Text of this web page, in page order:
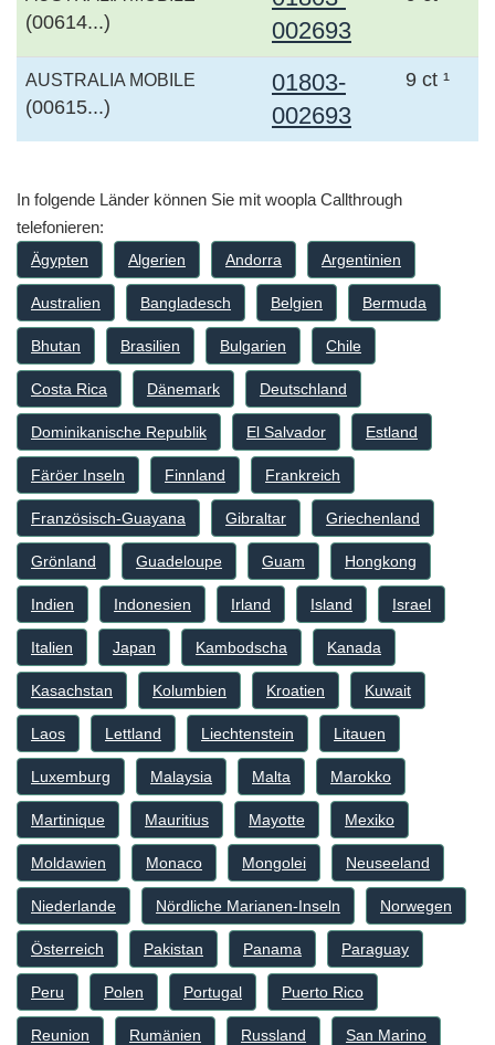
(00614...)
002693
AUSTRALIA MOBILE
(00615...)
01803-
002693
9 ct ¹
In folgende Länder können Sie mit woopla Callthrough
telefonieren:
Ägypten Algerien Andorra Argentinien
Australien Bangladesch Belgien Bermuda
Bhutan Brasilien Bulgarien Chile
Costa Rica Dänemark Deutschland
Dominikanische Republik El Salvador Estland
Färöer Inseln Finnland Frankreich
Französisch-Guayana Gibraltar Griechenland
Grönland Guadeloupe Guam Hongkong
Indien Indonesien Irland Island Israel
Italien Japan Kambodscha Kanada
Kasachstan Kolumbien Kroatien Kuwait
Laos Lettland Liechtenstein Litauen
Luxemburg Malaysia Malta Marokko
Martinique Mauritius Mayotte Mexiko
Moldawien Monaco Mongolei Neuseeland
Niederlande Nördliche Marianen-Inseln Norwegen
Österreich Pakistan Panama Paraguay
Peru Polen Portugal Puerto Rico
Reunion Rumänien Russland San Marino